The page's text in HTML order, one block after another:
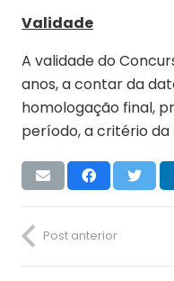
Validade
A validade do
anos, a contar da
homologação final,
período, a critério da
Post anterior